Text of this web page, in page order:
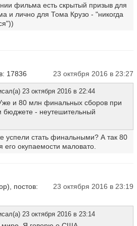
фильма есть скрытый призыв для
и лично для Тома Крузо - "никогда
17836 23 октября 2016 в 23:27
23 октября 2016 в 22:44
и 80 млн финальных сборов при
- неутешительный
успели стать финальными? А так 80
его окупаемости маловато.
постов:
23 октября 2016 в 23:19
23 октября 2016 в 23:14